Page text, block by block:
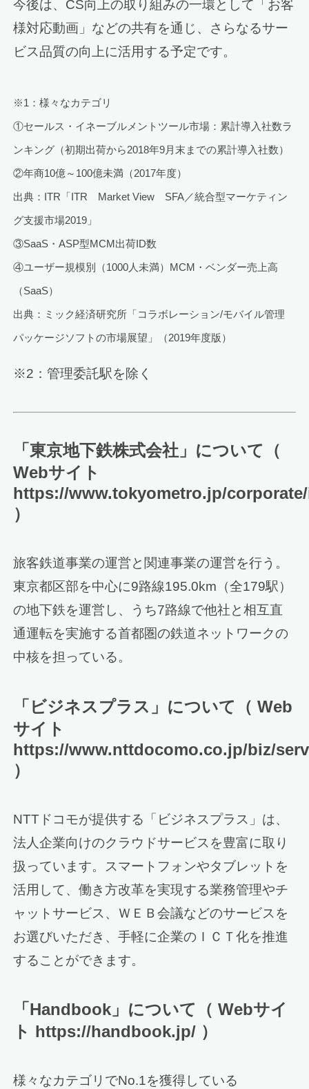
今後は、CS向上の取り組みの一環として「お客
様対応動画」などの共有を通じ、さらなるサー
ビス品質の向上に活用する予定です。
※1：様々なカテゴリ
①セールス・イネーブルメントツール市場：累計導入社数ラ
ンキング（初期出荷から2018年9月末までの累計導入社数）
②年商10億～100億未満（2017年度）
出典：ITR「ITR Market View SFA／統合型マーケティン
グ支援市場2019」
③SaaS・ASP型MCM出荷ID数
④ユーザー規模別（1000人未満）MCM・ベンダー売上高
（SaaS）
出典：ミック経済研究所「コラボレーション/モバイル管理
パッケージソフトの市場展望」（2019年度版）
※2：管理委託駅を除く
「東京地下鉄株式会社」について（
Webサイト
https://www.tokyometro.jp/
）
旅客鉄道事業の運営と関連事業の運営を行う。
東京都区部を中心に9路線195.0km（全179駅）
の地下鉄を運営し、うち7路線で他社と相互直
通運転を実施する首都圏の鉄道ネットワークの
中核を担っている。
「ビジネスプラス」について（ Web
サイト
https://www.nttdocomo.co.jp/biz/
）
NTTドコモが提供する「ビジネスプラス」は、
法人企業向けのクラウドサービスを豊富に取り
扱っています。スマートフォンやタブレットを
活用して、働き方改革を実現する業務管理やチ
ャットサービス、ＷＥＢ会議などのサービスを
お選びいただき、手軽に企業のＩＣＴ化を推進
することができます。
「Handbook」について（ Webサイ
ト https://handbook.jp/ ）
様々なカテゴリでNo.1を獲得している